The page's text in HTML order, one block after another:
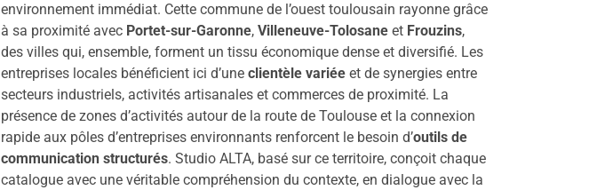
environnement immédiat. Cette commune de l’ouest toulousain rayonne grâce
à sa proximité avec Portet-sur-Garonne, Villeneuve-Tolosane et Frouzins,
des villes qui, ensemble, forment un tissu économique dense et diversifié. Les
entreprises locales bénéficient ici d’une clientèle variée et de synergies entre
secteurs industriels, activités artisanales et commerces de proximité. La
présence de zones d’activités autour de la route de Toulouse et la connexion
rapide aux pôles d’entreprises environnants renforcent le besoin d’outils de
communication structurés. Studio ALTA, basé sur ce territoire, conçoit chaque
catalogue avec une véritable compréhension du contexte, en dialogue avec la